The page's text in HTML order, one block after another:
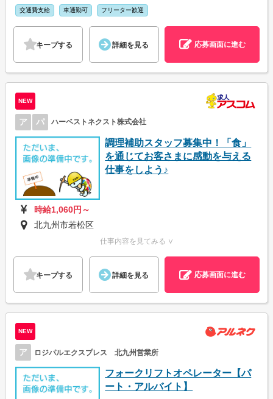
交通費支給 車通勤可 フリーター歓迎
キープする 詳細を見る 応募画面に進む
NEW
ア パ ハーベストネクスト株式会社
調理補助スタッフ募集中！「食」
を通じてお客さまに感動を与える
仕事をしよう♪
時給1,060円～
北九州市若松区
仕事内容を見てみる ∨
キープする 詳細を見る 応募画面に進む
NEW
ア ロジパルエクスプレス 北九州営業所
フォークリフトオペレーター【パ
ート・アルバイト】